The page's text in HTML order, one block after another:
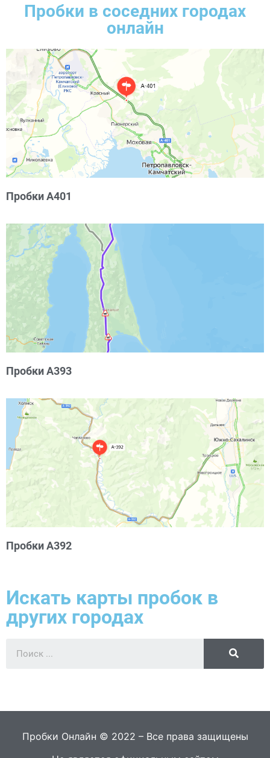
Пробки в соседних городах
онлайн
Пробки А401
Пробки А393
Пробки А392
Искать карты пробок в
других городах
Пробки Онлайн © 2022 – Все права защищены